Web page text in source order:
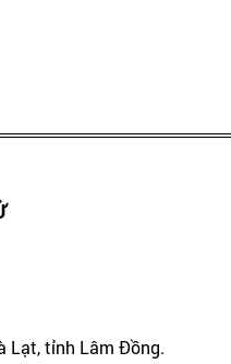
Lạt, tỉnh Lâm Đồng.